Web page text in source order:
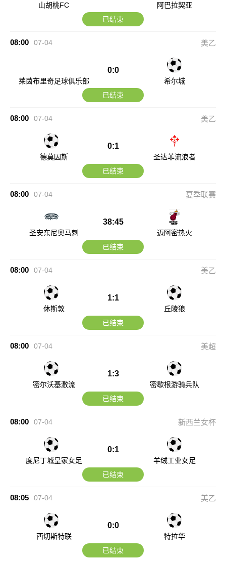
山胡桃FC
阿巴拉契亚
已结束
08:00 07-04 美乙
莱茵布里奇足球俱乐部
0:0
希尔城
已结束
08:00 07-04 美乙
德莫因斯
0:1
圣达菲流浪者
已结束
08:00 07-04 夏季联赛
圣安东尼奥马刺
38:45
迈阿密热火
已结束
08:00 07-04 美乙
休斯敦
1:1
丘陵狼
已结束
08:00 07-04 美超
密尔沃基激流
1:3
密歇根游骑兵队
已结束
08:00 07-04 新西兰女杯
度尼丁城皇家女足
0:1
羊绒工业女足
已结束
08:05 07-04 美乙
西切斯特联
0:0
特拉华
已结束